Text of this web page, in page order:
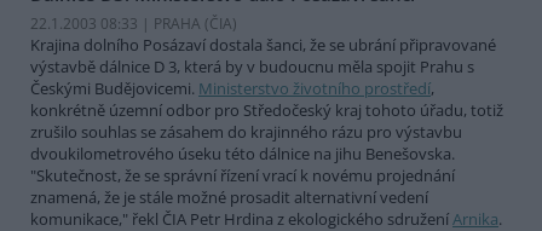
22.1.2003 08:33 | PRAHA (ČIA)
Krajina dolního Posázaví dostala šanci, že se ubrání připravované
výstavbě dálnice D 3, která by v budoucnu měla spojit Prahu s
Českými Budějovicemi. Ministerstvo životního prostředí,
konkrétně územní odbor pro Středočeský kraj tohoto úřadu, totiž
zrušilo souhlas se zásahem do krajinného rázu pro výstavbu
dvoukilometrového úseku této dálnice na jihu Benešovska.
"Skutečnost, že se správní řízení vrací k novému projednání
znamená, že je stále možné prosadit alternativní vedení
komunikace," řekl ČIA Petr Hrdina z ekologického sdruženíArnika.